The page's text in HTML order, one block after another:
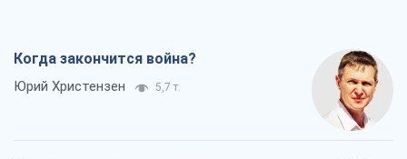
Когда закончится война?
Юрий Христензен 5,7 т.